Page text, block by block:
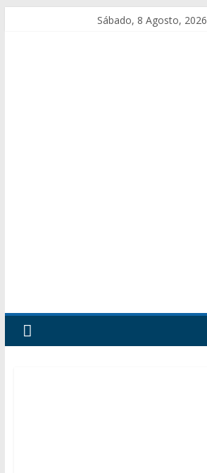
Sábado, 8 Agosto, 2026